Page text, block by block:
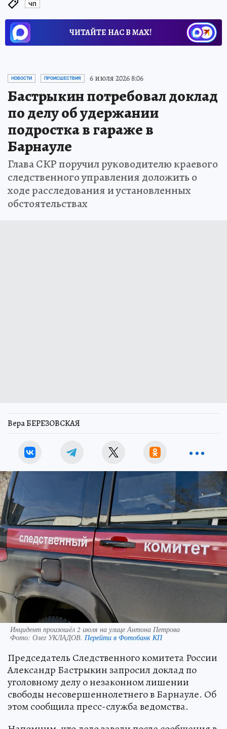
ЧП
ЧИТАЙТЕ НАС В МАХ!
НОВОСТИ ПРОИСШЕСТВИЯ 6 июля 2026 8:06
Бастрыкин потребовал доклад
по делу об удержании
подростка в гараже в
Барнауле
Глава СКР поручил руководителю краевого
следственного управления доложить о
ходе расследования и установленных
обстоятельствах
Вера БЕРЕЗОВСКАЯ
Инцидент произошёл 2 июля на улице Антона Петрова
Фото: Олег УКЛАДОВ. Перейти в Фотобанк КП
Председатель Следственного комитета России
Александр Бастрыкин запросил доклад по
уголовному делу о незаконном лишении
свободы несовершеннолетнего в Барнауле. Об
этом сообщила пресс-служба ведомства.